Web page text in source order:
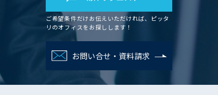
ご希望条件だけお伝えいただければ、ピッタ
リのオフィスをお探しします！
お問い合せ・資料請求